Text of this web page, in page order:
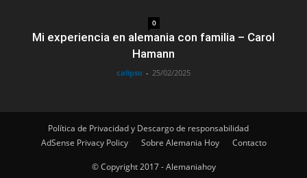
0
Mi experiencia en alemania con familia – Carol
Hamann
calipso - 25/02/2025
Política de Privacidad y Descargo de responsabilidad
AdSense Privacy Policy
Sobre Alemania Hoy Contacto
© Copyright 2017 - Alemaniahoy